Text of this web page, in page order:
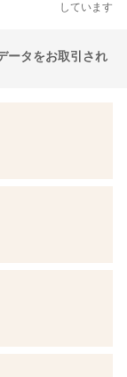
しています
ータをお取引され